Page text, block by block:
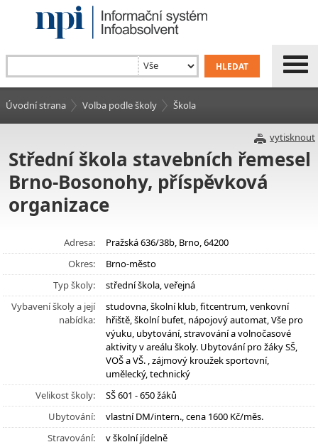
Úvodní strana Volba podle školy Škola
vytisknout
Střední škola stavebních řemesel
Brno-Bosonohy, příspěvková
organizace
Adresa:
Pražská 636/38b, Brno, 64200
Okres:
Brno-město
Typ školy:
střední škola, veřejná
Vybavení školy a její
nabídka:
studovna, školní klub, fitcentrum, venkovní
hřiště, školní bufet, nápojový automat, Vše pro
výuku, ubytování, stravování a volnočasové
aktivity v areálu školy. Ubytování pro žáky SŠ,
VOŠ a VŠ. , zájmový kroužek sportovní,
umělecký, technický
Velikost školy:
SŠ 601 - 650 žáků
Ubytování:
vlastní DM/intern., cena 1600 Kč/měs.
Stravování:
v školní jídelně